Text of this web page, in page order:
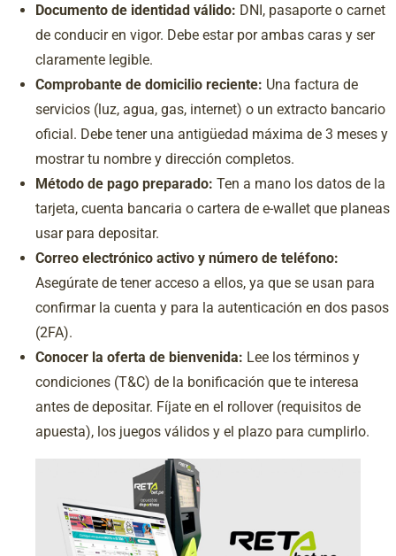
Documento de identidad válido: DNI, pasaporte o carnet
de conducir en vigor. Debe estar por ambas caras y ser
claramente legible.
Comprobante de domicilio reciente: Una factura de
servicios (luz, agua, gas, internet) o un extracto bancario
oficial. Debe tener una antigüedad máxima de 3 meses y
mostrar tu nombre y dirección completos.
Método de pago preparado: Ten a mano los datos de la
tarjeta, cuenta bancaria o cartera de e-wallet que planeas
usar para depositar.
Correo electrónico activo y número de teléfono:
Asegúrate de tener acceso a ellos, ya que se usan para
confirmar la cuenta y para la autenticación en dos pasos
(2FA).
Conocer la oferta de bienvenida: Lee los términos y
condiciones (T&C) de la bonificación que te interesa
antes de depositar. Fíjate en el rollover (requisitos de
apuesta), los juegos válidos y el plazo para cumplirlo.